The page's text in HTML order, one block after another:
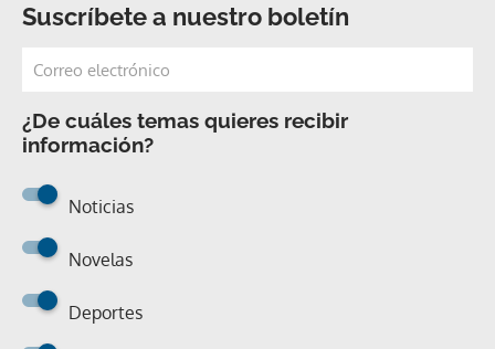
Suscríbete a nuestro boletín
¿De cuáles temas quieres recibir
información?
Noticias
Novelas
Deportes